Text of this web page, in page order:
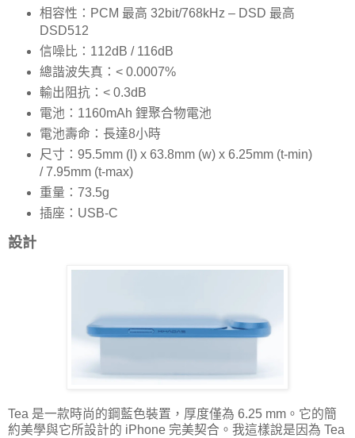
相容性：PCM 最高 32bit/768kHz – DSD 最高
DSD512
信噪比：112dB / 116dB
總諧波失真：< 0.0007%
輸出阻抗：< 0.3dB
電池：1160mAh 鋰聚合物電池
電池壽命：長達8小時
尺寸：95.5mm (l) x 63.8mm (w) x 6.25mm (t-min)
/ 7.95mm (t-max)
重量：73.5g
插座：USB-C
設計
Tea 是一款時尚的鋼藍色裝置，厚度僅為 6.25 mm。它的簡
約美學與它所設計的 iPhone 完美契合。我這樣說是因為 Tea